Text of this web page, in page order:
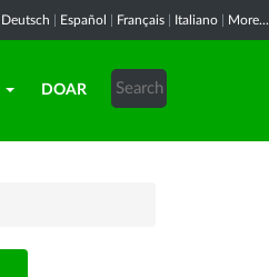
Deutsch Español Français Italiano More...
DOAR